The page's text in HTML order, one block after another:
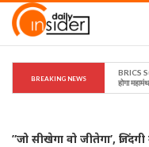
BREAKING NEWS
BRICS
होगा
”जो सीखेगा वो जीतेगा’,